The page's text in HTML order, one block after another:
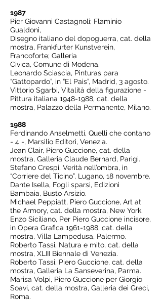
1987
Pier Giovanni Castagnoli; Flaminio
Gualdoni,
Disegno italiano del dopoguerra, cat. della
mostra, Frankfurter Kunstverein,
Francoforte; Galleria
Civica, Comune di Modena.
Leonardo Sciascia, Pinturas para
“Gattopardo”, in “El Pais”, Madrid, 3 agosto.
Vittorio Sgarbi, Vitalità della figurazione -
Pittura italiana 1948-1988, cat. della
mostra, Palazzo della Permanente, Milano.
1988
Ferdinando Anselmetti, Quelli che contano
- 4 -, Marsilio Editori, Venezia.
Jean Clair, Piero Guccione, cat. della
mostra, Galleria Claude Bernard, Parigi.
Stefano Crespi, Verità nell’ombra, in
“Corriere del Ticino”, Lugano, 18 novembre.
Dante Isella, Fogli sparsi, Edizioni
Bambaia, Busto Arsizio.
Michael Peppiatt, Piero Guccione, Art at
the Armory, cat. della mostra, New York.
Enzo Siciliano, Per Piero Guccione incisore,
in Opera Grafica 1961-1988, cat. della
mostra, Villa Lampedusa, Palermo.
Roberto Tassi, Natura e mito, cat. della
mostra, XLIII Biennale di Venezia.
Roberto Tassi, Piero Guccione, cat. della
mostra, Galleria La Sanseverina, Parma.
Marisa Volpi, Piero Guccione per Giorgio
Soavi, cat. della mostra, Galleria dei Greci,
Roma.